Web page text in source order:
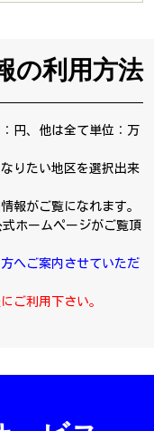
の利用方法
円、他は全て単位：万
りたい地区を選択出来
報がご覧になれます。
ホームページがご覧頂
へご案内させていただ
ご利用下さい。